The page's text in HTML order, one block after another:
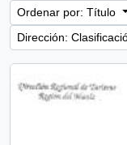
Ordenar por: Título
Dirección: